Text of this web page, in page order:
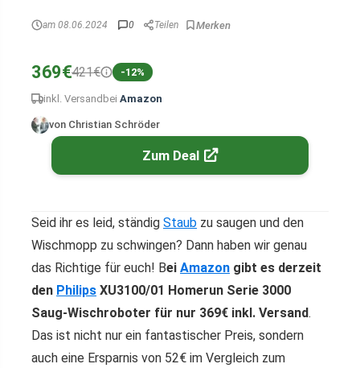
am 08.06.2024 0 Teilen
369€421€ -12%
inkl. Versand bei Amazon
von Christian Schröder
Zum Deal
Seid ihr es leid, ständig Staub zu saugen und den
Wischmopp zu schwingen? Dann haben wir genau
das Richtige für euch! Bei Amazon gibt es derzeit
den Philips XU3100/01 Homerun Serie 3000
Saug-Wischroboter für nur 369€ inkl. Versand.
Das ist nicht nur ein fantastischer Preis, sondern
auch eine Ersparnis von 52€ im Vergleich zum